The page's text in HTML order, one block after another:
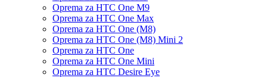
Oprema za HTC One M9
Oprema za HTC One Max
Oprema za HTC One (M8)
Oprema za HTC One (M8) Mini 2
Oprema za HTC One
Oprema za HTC One Mini
Oprema za HTC Desire Eye